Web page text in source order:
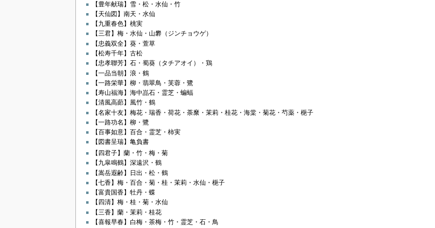
【豊年献瑞】雪・松・水仙・竹
【天仙図】南天・水仙
【九重春色】桃実
【三君】梅・水仙・山礬（ジンチョウゲ）
【忠義双全】葵・萱草
【松寿千年】古松
【忠孝聯芳】石・蜀葵（タチアオイ）・鶏
【一品当朝】浪・鶴
【一路栄華】柳・翡翠鳥・芙蓉・鷺
【寿山福海】海中嵓石・霊芝・蝙蝠
【清風高蓈】風竹・鶴
【名家十友】梅花・瑞香・荷花・荼縻・茉莉・桂花・海棠・菊花・芍薬・梔子
【一路功名】柳・鷺
【百事如意】百合・霊芝・柿実
【図書呈瑞】亀負書
【四君子】蘭・竹・梅・菊
【九皐鳴鶴】深遠沢・鶴
【嵩岳遐齢】日出・松・鶴
【七香】梅・百合・菊・桂・茉莉・水仙・梔子
【富貴国香】牡丹・蝶
【四清】梅・桂・菊・水仙
【三香】蘭・茉莉・桂花
【喜報早春】白梅・茶梅・竹・霊芝・石・鳥